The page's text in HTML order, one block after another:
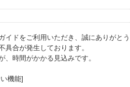
イドをご利用いただき、誠にありがと
具合が発生しております。
、時間がかかる見込みです。
機能]